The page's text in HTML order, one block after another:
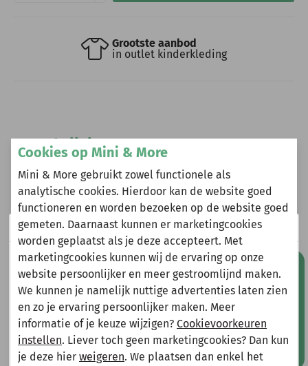
Grootste aanbod
in outlet kinderkleding
Omschrijving
Billy & Lilly rib col longsleeve Yuna winter white
Heeft u vragen?
Stuur een e-mail
info@miniandmore.nl
Andere bekeken ook
Wellicht ook iets voor jou? Mis geen aanbiedingen!
Wij zijn er even tussenuit!
Natuurlijk kun je wel gewoon een bestelling plaatsen
maar deze wordt dan maandag 10 augustus
verzonden.
Gelieve hier rekening mee te houden bij het plaatsen
van je bestelling.
Shop nu!
Cookies op Mini & More
Mini & More gebruikt zowel functionele als
analytische cookies. Hierdoor kan de website goed
functioneren en worden bezoeken op de website goed
gemeten. Daarnaast kunnen er marketingcookies
worden geplaatst als je deze accepteert. Met
marketingcookies kunnen wij de ervaring op onze
website persoonlijker en meer gestroomlijnd maken.
We kunnen je namelijk nuttige advertenties laten zien
en zo je ervaring persoonlijker maken. Meer
informatie of je keuze wijzigen? Cookievoorkeuren
instellen. Liever toch geen marketingcookies? Dan kun
je deze hier weigeren. We plaatsen dan enkel het